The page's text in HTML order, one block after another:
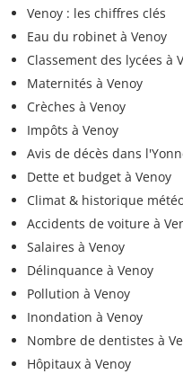
Venoy : les chiffres clés
Eau du robinet à Venoy
Classement des lycées à
Maternités à Venoy
Crèches à Venoy
Impôts à Venoy
Avis de décès dans
Dette et budget à Venoy
Climat & historique
Accidents de voiture à
Salaires à Venoy
Délinquance à Venoy
Pollution à Venoy
Inondation à Venoy
Nombre de dentistes à
Hôpitaux à Venoy